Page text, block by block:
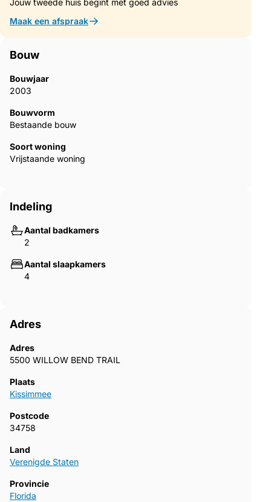
flexibility and freedom, while still offering great amenitities such
as a softball field, soccer fields, basketball courts and tennis
courts and more.With standout outdoor living, premium lot
positioning, major system updates, and unforgettable water
and conservation views, 5500 Willow Bend Trail is a rare
Jouw tweede huis begint met goed advies
Maak een afspraak
Bouw
Bouwjaar
2003
Bouwvorm
Bestaande bouw
Soort woning
Vrijstaande woning
Indeling
Aantal badkamers
2
Aantal slaapkamers
4
Adres
Adres
5500 WILLOW BEND TRAIL
Plaats
Kissimmee
Postcode
34758
Land
Verenigde Staten
Provincie
Florida